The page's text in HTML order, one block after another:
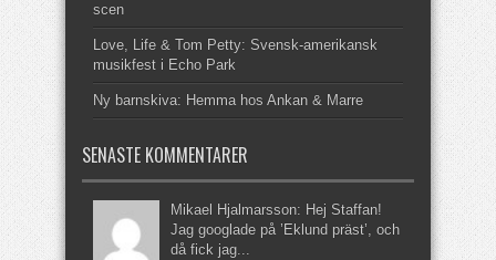
scen
Love, Life & Tom Petty: Svensk-amerikansk
musikfest i Echo Park
Ny barnskiva: Hemma hos Ankan & Marre
SENASTE KOMMENTARER
Mikael Hjalmarsson: Hej Staffan!
Jag googlade på ’Eklund präst’, och
då fick jag...